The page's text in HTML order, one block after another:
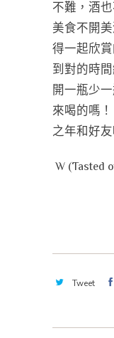
不難，酒
美食不開
得一起欣
到對的時
開一瓶少
來喝的嗎
之年和好
W (Tasted
Tweet